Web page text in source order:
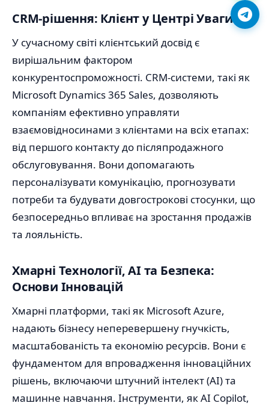
CRM-рішення: Клієнт у Центрі Уваги
У сучасному світі клієнтський досвід є
вирішальним фактором
конкурентоспроможності. CRM-системи, такі як
Microsoft Dynamics 365 Sales, дозволяють
компаніям ефективно управляти
взаємовідносинами з клієнтами на всіх етапах:
від першого контакту до післяпродажного
обслуговування. Вони допомагають
персоналізувати комунікацію, прогнозувати
потреби та будувати довгострокові стосунки, що
безпосередньо впливає на зростання продажів
та лояльність.
Хмарні Технології, AI та Безпека:
Основи Інновацій
Хмарні платформи, такі як Microsoft Azure,
надають бізнесу неперевершену гнучкість,
масштабованість та економію ресурсів. Вони є
фундаментом для впровадження інноваційних
рішень, включаючи штучний інтелект (AI) та
машинне навчання. Інструменти, як AI Copilot,